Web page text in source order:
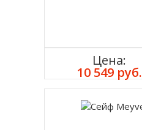
Цена:
10 549 руб.